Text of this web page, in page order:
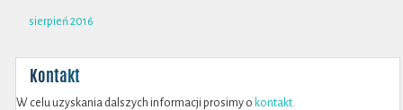
sierpień 2016
Kontakt
W celu uzyskania dalszych informacji prosimy o kontakt.